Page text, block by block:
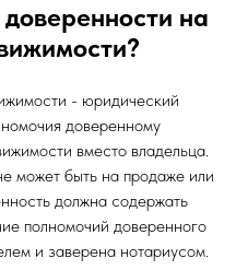
на
- юридический
доверенному
вместо владельца.
может быть на продаже или
должна содержать
полномочий доверенного
и заверена нотариусом.